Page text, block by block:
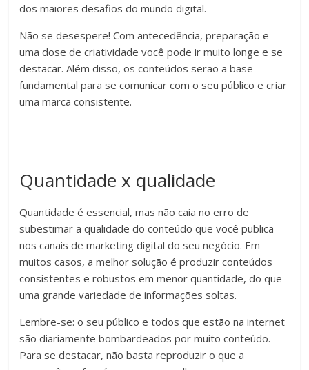
dos maiores desafios do mundo digital.
Não se desespere! Com antecedência, preparação e
uma dose de criatividade você pode ir muito longe e se
destacar. Além disso, os conteúdos serão a base
fundamental para se comunicar com o seu público e criar
uma marca consistente.
Quantidade x qualidade
Quantidade é essencial, mas não caia no erro de
subestimar a qualidade do conteúdo que você publica
nos canais de marketing digital do seu negócio. Em
muitos casos, a melhor solução é produzir conteúdos
consistentes e robustos em menor quantidade, do que
uma grande variedade de informações soltas.
Lembre-se: o seu público e todos que estão na internet
são diariamente bombardeados por muito conteúdo.
Para se destacar, não basta reproduzir o que a